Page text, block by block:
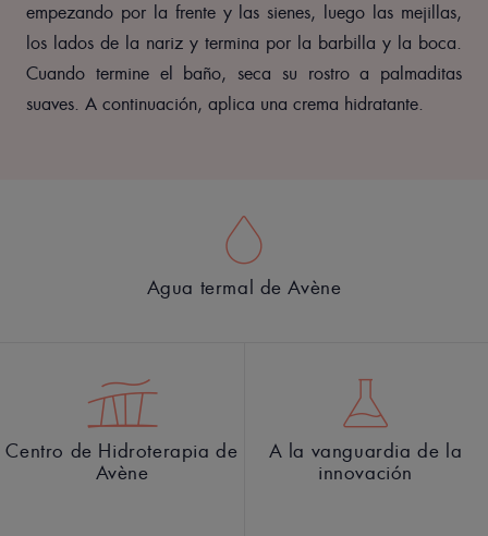
empezando por la frente y las sienes, luego las mejillas,
los lados de la nariz y termina por la barbilla y la boca.
Cuando termine el baño, seca su rostro a palmaditas
suaves. A continuación, aplica una crema hidratante.
Agua termal de Avène
Centro de Hidroterapia de
Avène
A la vanguardia de la
innovación